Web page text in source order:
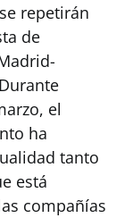
repetirán
de
el
ha
tanto
está
compañías